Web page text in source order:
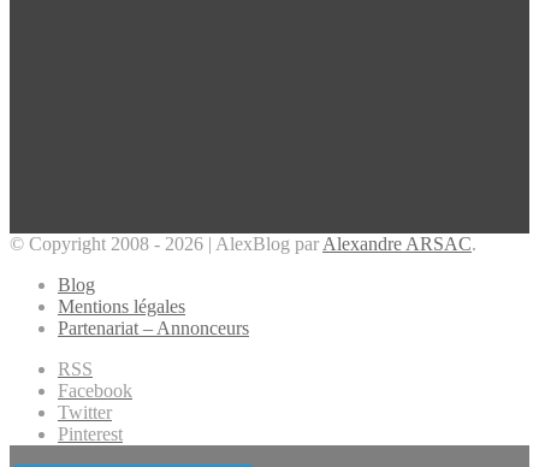
© Copyright 2008 - 2026 | AlexBlog par Alexandre ARSAC.
Blog
Mentions légales
Partenariat – Annonceurs
RSS
Facebook
Twitter
Pinterest